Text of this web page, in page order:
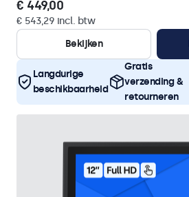
€ 449,00
€ 543,29 incl. btw
Bekijken
Langdurige
beschikbaarheid
Gratis
verzending &
retourneren